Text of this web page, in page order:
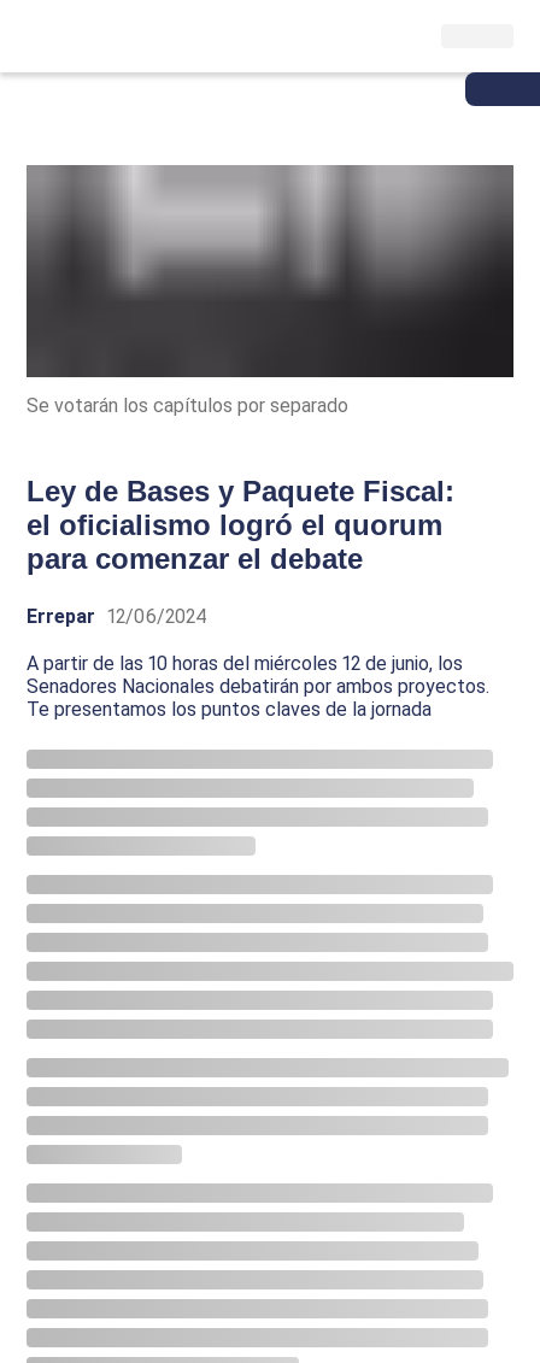
Se votarán los capítulos por separado
Ley de Bases y Paquete Fiscal:
el oficialismo logró el quorum
para comenzar el debate
Errepar 12/06/2024
A partir de las 10 horas del miércoles 12 de junio, los
Senadores Nacionales debatirán por ambos proyectos.
Te presentamos los puntos claves de la jornada